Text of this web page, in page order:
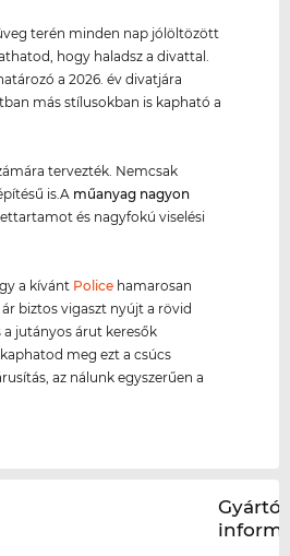
terén minden nap jólöltözött
hogy haladsz a divattal.
a 2026. év divatjára
más stílusokban is kapható a
tervezték. Nemcsak
is.A műanyag nagyon
és nagyfokú viselési
a kívánt Police hamarosan
biztos vigaszt nyújt a rövid
a jutányos árut keresők
meg ezt a csúcs
az nálunk egyszerűen a
Gyártói